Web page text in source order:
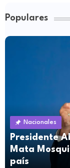
Populares
Nacionales
Presidente
Mata
país